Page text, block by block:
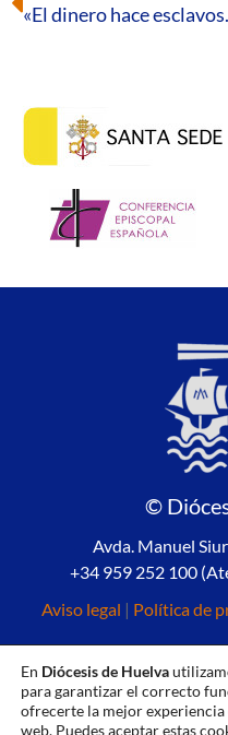
«El dinero hace
©
Avda. Manuel
+34 959 252 100
Aviso legal | Política de
En Diócesis de Huelva
para garantizar el correcto
ofrecerte la mejor experiencia
web. Puedes aceptar estas